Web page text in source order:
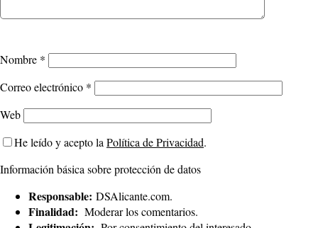
Nombre *
Correo electrónico *
Web
He leído y acepto la Política de Privacidad.
Información básica sobre protección de datos
Responsable: DSAlicante.com.
Finalidad: Moderar los comentarios.